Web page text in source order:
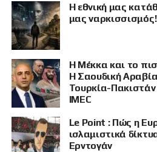
Η εθνική μας
μας ναρκισσισμός!
Η Μέκκα και το
Η Σαουδική
Τουρκία-
IMEC
Le Point : Πώς η
ισλαμιστικά
Ερντογάν